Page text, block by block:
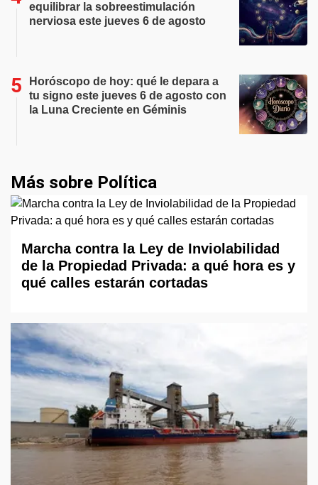
equilibrar la sobreestimulación
nerviosa este jueves 6 de agosto
Horóscopo de hoy: qué le depara a
tu signo este jueves 6 de agosto con
la Luna Creciente en Géminis
Más sobre Política
Marcha contra la Ley de Inviolabilidad
de la Propiedad Privada: a qué hora es y
qué calles estarán cortadas